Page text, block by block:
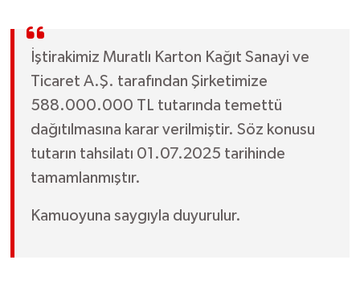
İştirakimiz Muratlı Karton Kağıt Sanayi ve
Ticaret A.Ş. tarafından Şirketimize
588.000.000 TL tutarında temettü
dağıtılmasına karar verilmiştir. Söz konusu
tutarın tahsilatı 01.07.2025 tarihinde
tamamlanmıştır.
Kamuoyuna saygıyla duyurulur.